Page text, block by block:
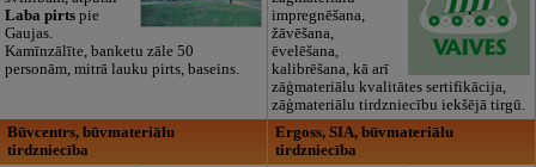
Laba pirtspie
Gaujas.
Kamīnzālīte, banketu zāle 50
personām, mitrā lauku pirts, baseins.
impregnēšana,
žāvēšana,
ēvelēšana,
kalibrēšana, kā arī
zāģmateriālu kvalitātes sertifikācija,
zāģmateriālu tirdzniecību iekšējā tirgū.
Būvcentrs, būvmateriālu
tirdzniecība
Ergoss, SIA, būvmateriālu
tirdzniecība